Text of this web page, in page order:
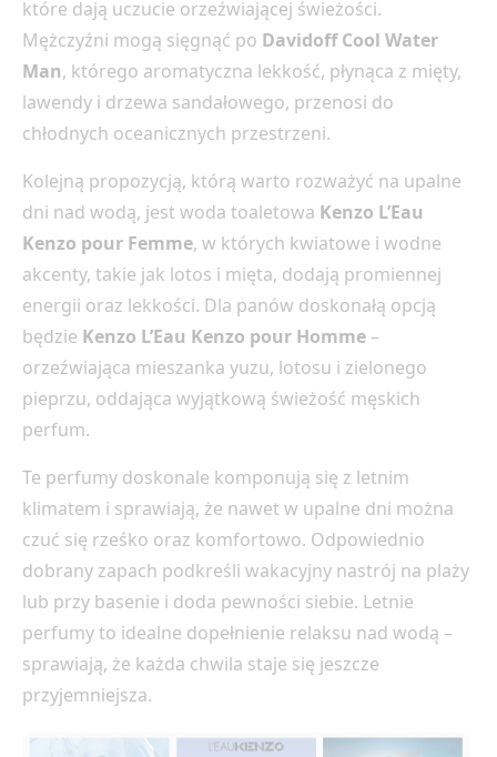
które dają uczucie orzeźwiającej świeżości.
Mężczyźni mogą sięgnąć po Davidoff Cool Water
Man, którego aromatyczna lekkość, płynąca z mięty,
lawendy i drzewa sandałowego, przenosi do
chłodnych oceanicznych przestrzeni.
Kolejną propozycją, którą warto rozważyć na upalne
dni nad wodą, jest woda toaletowa Kenzo L’Eau
Kenzo pour Femme, w których kwiatowe i wodne
akcenty, takie jak lotos i mięta, dodają promiennej
energii oraz lekkości. Dla panów doskonałą opcją
będzie Kenzo L’Eau Kenzo pour Homme –
orzeźwiająca mieszanka yuzu, lotosu i zielonego
pieprzu, oddająca wyjątkową świeżość męskich
perfum.
Te perfumy doskonale komponują się z letnim
klimatem i sprawiają, że nawet w upalne dni można
czuć się rześko oraz komfortowo. Odpowiednio
dobrany zapach podkreśli wakacyjny nastrój na plaży
lub przy basenie i doda pewności siebie. Letnie
perfumy to idealne dopełnienie relaksu nad wodą –
sprawiają, że każda chwila staje się jeszcze
przyjemniejsza.